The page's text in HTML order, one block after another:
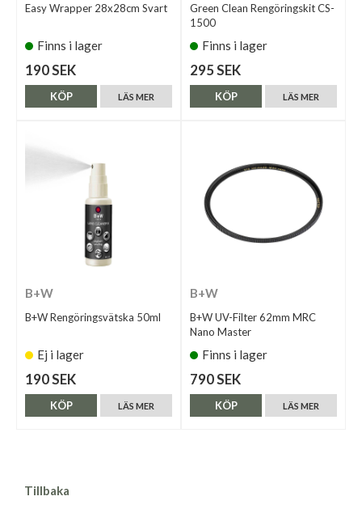
Easy Wrapper 28x28cm Svart
Finns i lager
190 SEK
LÄS MER
KÖP
Green Clean Rengöringskit CS-
1500
Finns i lager
295 SEK
LÄS MER
KÖP
B+W
B+W Rengöringsvätska 50ml
Ej i lager
190 SEK
LÄS MER
KÖP
B+W
B+W UV-Filter 62mm MRC
Nano Master
Finns i lager
790 SEK
LÄS MER
KÖP
Tillbaka